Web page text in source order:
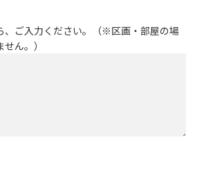
、ご入力ください。（※区画・部屋の場
ん。）